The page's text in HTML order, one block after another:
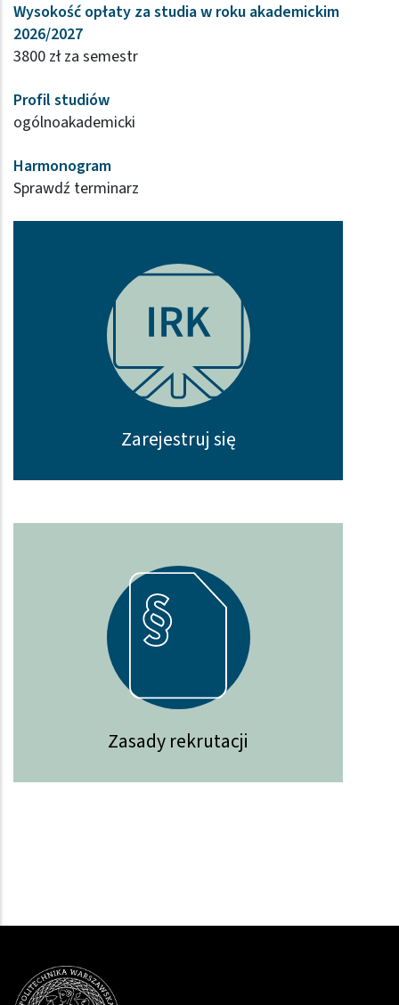
Wysokość opłaty za studia w roku akademickim
2026/2027
3800 zł za semestr
Profil studiów
ogólnoakademicki
Harmonogram
Sprawdź terminarz
Zarejestruj się
Zasady rekrutacji